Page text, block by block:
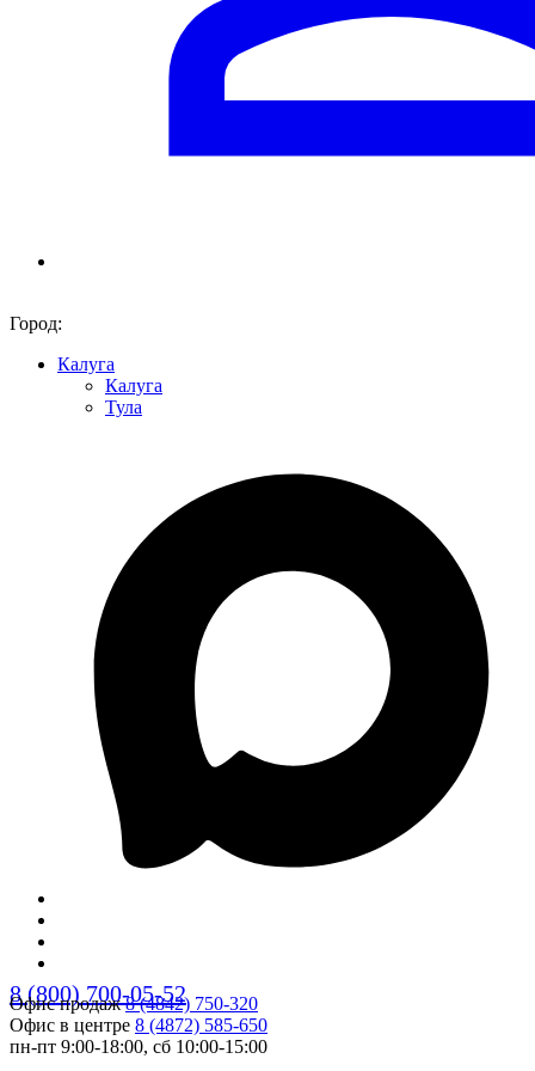
Город:
Калуга
Калуга
Тула
8 (800) 700-05-52
Офис продаж8 (4842) 750-320
Офис в центре 8 (4872) 585-650
пн-пт 9:00-18:00, сб 10:00-15:00